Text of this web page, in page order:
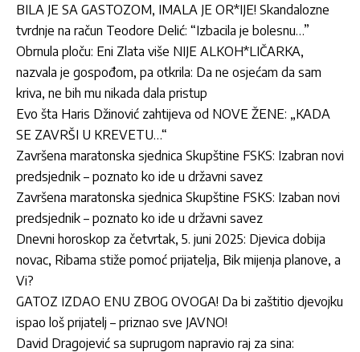
BILA JE SA GASTOZOM, IMALA JE OR*IJE! Skandalozne
tvrdnje na račun Teodore Delić: “Izbacila je bolesnu…”
Obrnula ploču: Eni Zlata više NIJE ALKOH*LIČARKA,
nazvala je gospođom, pa otkrila: Da ne osjećam da sam
kriva, ne bih mu nikada dala pristup
Evo šta Haris Džinović zahtijeva od NOVE ŽENE: „KADA
SE ZAVRŠI U KREVETU…“
Završena maratonska sjednica Skupštine FSKS: Izabran novi
predsjednik – poznato ko ide u državni savez
Završena maratonska sjednica Skupštine FSKS: Izaban novi
predsjednik – poznato ko ide u državni savez
Dnevni horoskop za četvrtak, 5. juni 2025: Djevica dobija
novac, Ribama stiže pomoć prijatelja, Bik mijenja planove, a
Vi?
GATOZ IZDAO ENU ZBOG OVOGA! Da bi zaštitio djevojku
ispao loš prijatelj – priznao sve JAVNO!
David Dragojević sa suprugom napravio raj za sina: